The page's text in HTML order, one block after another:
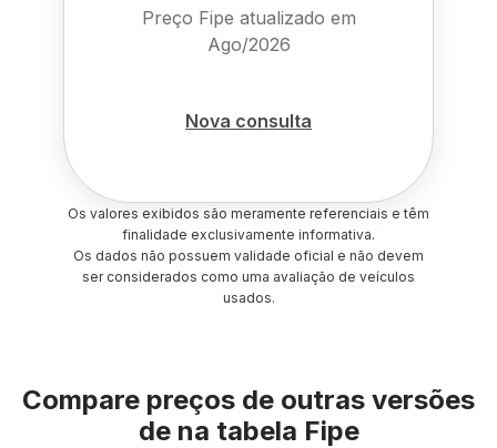
Preço Fipe atualizado em
Ago/2026
Nova consulta
Os valores exibidos são meramente referenciais e têm
finalidade exclusivamente informativa.
Os dados não possuem validade oficial e não devem
ser considerados como uma avaliação de veículos
usados.
Compare preços de outras versões
de na tabela Fipe